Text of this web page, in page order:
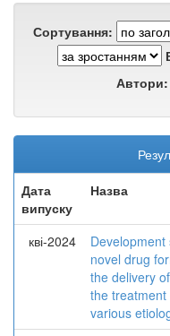
Сортування:
Автори:
Дата
випуску
Назва
кві-2024
novel drug
the delivery
the
various